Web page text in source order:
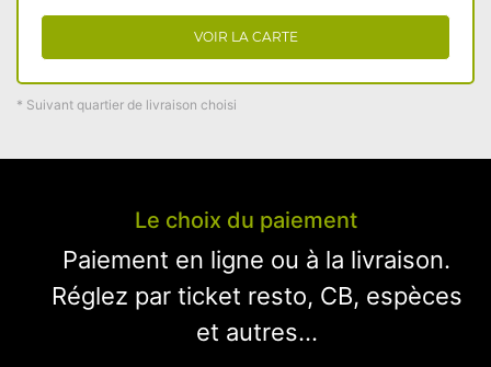
VOIR LA CARTE
* Suivant quartier de livraison choisi
Le choix du paiement
Paiement en ligne ou à la livraison.
Réglez par ticket resto, CB, espèces
et autres...